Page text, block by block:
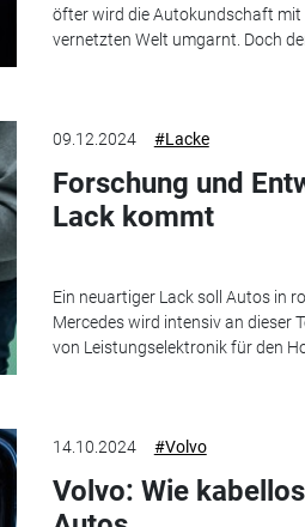
öfter wird die Autokundschaft
vernetzten Welt umgarnt. Doch
09.12.2024 #Lacke
Forschung und
Lack kommt
Ein neuartiger Lack soll Autos in
Mercedes wird intensiv an dieser
von Leistungselektronik für den
14.10.2024 #Volvo
Volvo: Wie